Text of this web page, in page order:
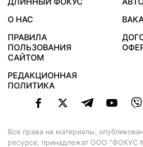
О НАС
ПРАВИЛА
ПОЛЬЗОВАНИЯ
САЙТОМ
РЕДАКЦИОННАЯ
ПОЛИТИКА
Все права на материалы,
ресурсе, принадлежат ООО "ФОКУС